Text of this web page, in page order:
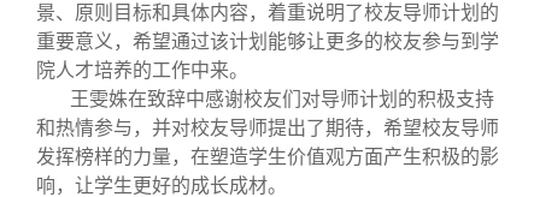
景、原则目标和具体内容，着重说明了校友导师计划的
重要意义，希望通过该计划能够让更多的校友参与到学
院人才培养的工作中来。
王雯姝在致辞中感谢校友们对导师计划的积极支持
和热情参与，并对校友导师提出了期待，希望校友导师
发挥榜样的力量，在塑造学生价值观方面产生积极的影
响，让学生更好的成长成材。